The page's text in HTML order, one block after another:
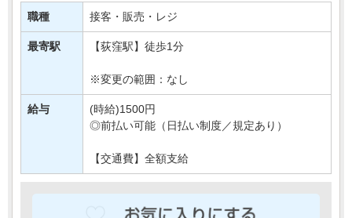
お任せするのは「商品の品出しや包装」など。
慣れたらとても簡単な作業ばか・・・
職種 接客・販売・レジ
最寄駅 【荻窪駅】徒歩1分
※変更の範囲：なし
給与
(時給)1500円
◎前払い可能（日払い制度／規定あり）
【交通費】全額支給